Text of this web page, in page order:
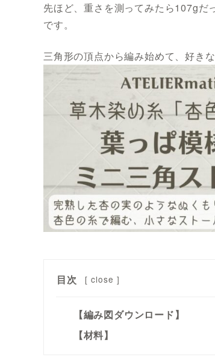
先ほど、重さを測ってみたら107gだ
です。
三角形の頂点から編み始めて、好き
目次 [ close ]
【編み図ダウンロード】
【材料】